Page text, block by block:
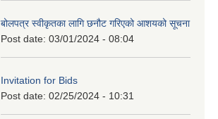
बोलपत्र स्वीकृतका लागि छनौट गरिएको आशयको सूचना
Post date: 03/01/2024 - 08:04
Invitation for Bids
Post date: 02/25/2024 - 10:31